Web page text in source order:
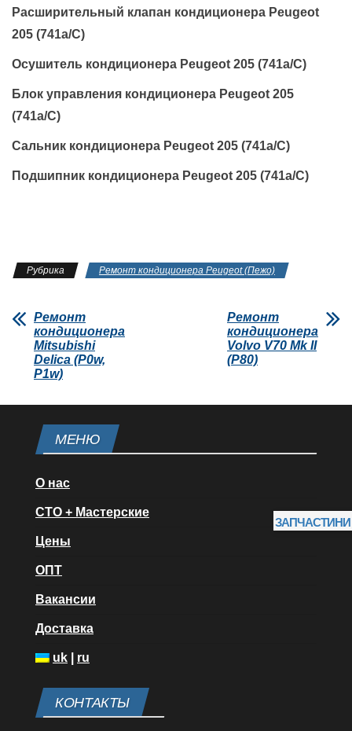
Расширительный клапан кондиционера Peugeot
205 (741a/C)
Осушитель кондиционера Peugeot 205 (741a/C)
Блок управления кондиционера Peugeot 205
(741a/C)
Сальник кондиционера Peugeot 205 (741a/C)
Подшипник кондиционера Peugeot 205 (741a/C)
Рубрика Ремонт кондиционера Peugeot (Пежо)
Ремонт
кондиционера
Mitsubishi
Delica (P0w,
P1w)
Ремонт
кондиционера
Volvo V70 Mk II
(P80)
МЕНЮ
О нас
СТО + Мастерские
Цены
ОПТ
Вакансии
Доставка
uk ru
КОНТАКТЫ
ЗАПЧАСТИНИ